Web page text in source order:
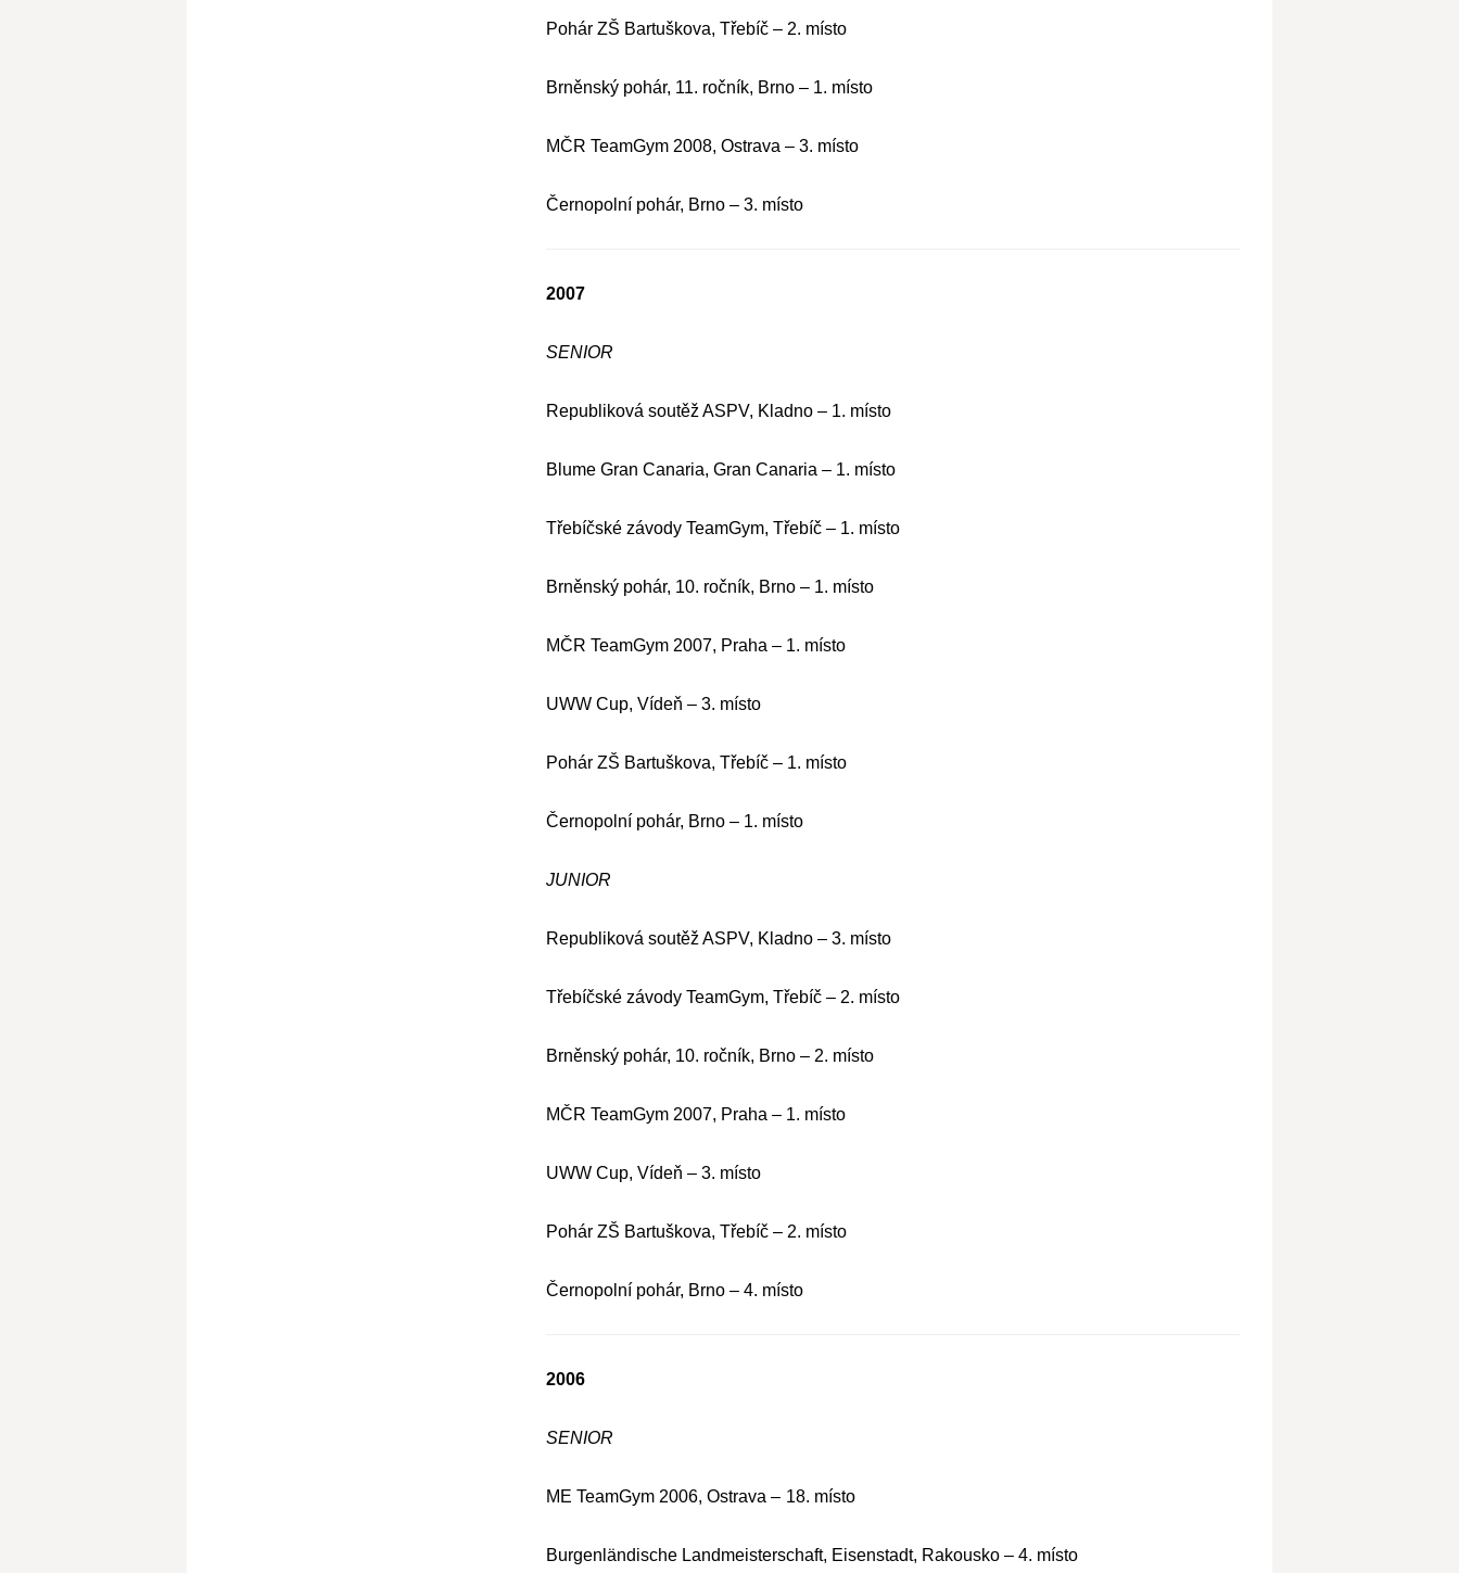
Pohár ZŠ Bartuškova, Třebíč – 2. místo
Brněnský pohár, 11. ročník, Brno – 1. místo
MČR TeamGym 2008, Ostrava – 3. místo
Černopolní pohár, Brno – 3. místo
2007
SENIOR
Republiková soutěž ASPV, Kladno – 1. místo
Blume Gran Canaria, Gran Canaria – 1. místo
Třebíčské závody TeamGym, Třebíč – 1. místo
Brněnský pohár, 10. ročník, Brno – 1. místo
MČR TeamGym 2007, Praha – 1. místo
UWW Cup, Vídeň – 3. místo
Pohár ZŠ Bartuškova, Třebíč – 1. místo
Černopolní pohár, Brno – 1. místo
JUNIOR
Republiková soutěž ASPV, Kladno – 3. místo
Třebíčské závody TeamGym, Třebíč – 2. místo
Brněnský pohár, 10. ročník, Brno – 2. místo
MČR TeamGym 2007, Praha – 1. místo
UWW Cup, Vídeň – 3. místo
Pohár ZŠ Bartuškova, Třebíč – 2. místo
Černopolní pohár, Brno – 4. místo
2006
SENIOR
ME TeamGym 2006, Ostrava – 18. místo
Burgenländische Landmeisterschaft, Eisenstadt, Rakousko – 4. místo